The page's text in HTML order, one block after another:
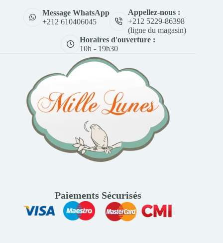
Message WhatsApp
+212 610406045
Appellez-nous :
+212 5229-86398
(ligne du magasin)
Horaires d'ouverture :
10h - 19h30
Paiements Sécurisés